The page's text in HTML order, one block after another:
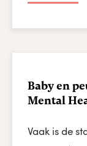
Baby en
Mental
Vaak is de